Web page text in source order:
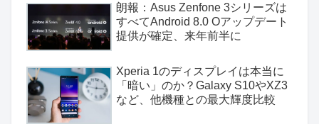
朗報：Asus Zenfone 3シリーズは
すべてAndroid 8.0 Oアップデート
提供が確定、来年前半に
Xperia 1のディスプレイは本当に
「暗い」のか？Galaxy S10やXZ3
など、他機種との最大輝度比較